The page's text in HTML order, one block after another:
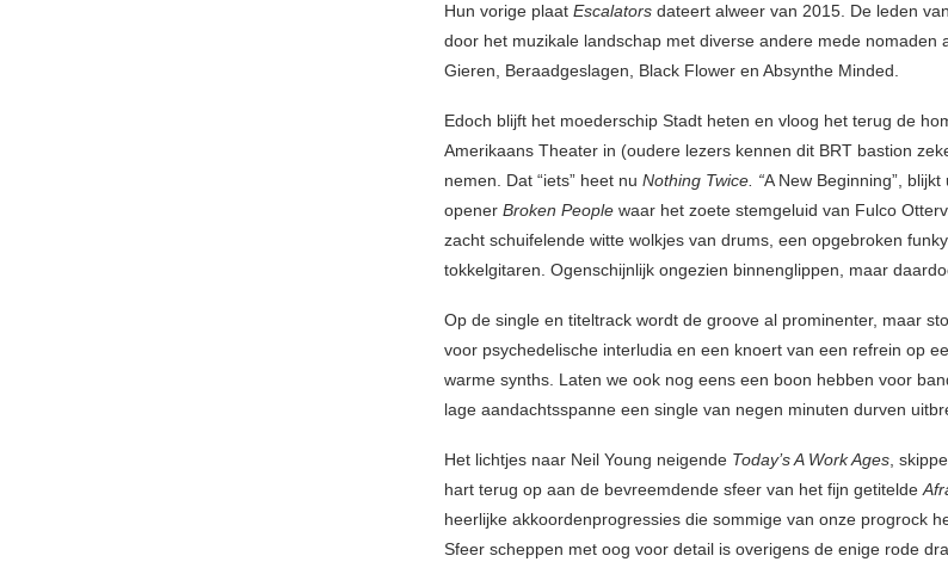
Hun vorige plaat Escalators dateert alweer van 2015. De leden
door het muzikale landschap met diverse andere mede nomaden
Gieren, Beraadgeslagen, Black Flower en Absynthe Minded.
Edoch blijft het moederschip Stadt heten en vloog het terug de
Amerikaans Theater in (oudere lezers kennen dit BRT bastion
nemen. Dat “iets” heet nu Nothing Twice. “A New Beginning”,
opener Broken People waar het zoete stemgeluid van Fulco
zacht schuifelende witte wolkjes van drums, een opgebroken
tokkelgitaren. Ogenschijnlijk ongezien binnenglippen, maar
Op de single en titeltrack wordt de groove al prominenter, maar
voor psychedelische interludia en een knoert van een refrein op
warme synths. Laten we ook nog eens een boon hebben voor
lage aandachtsspanne een single van negen minuten durven
Het lichtjes naar Neil Young neigende Today’s A Work Ages,
hart terug op aan de bevreemdende sfeer van het fijn getitelde
heerlijke akkoordenprogressies die sommige van onze progrock
Sfeer scheppen met oog voor detail is overigens de enige rode